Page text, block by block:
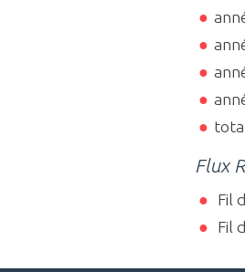
Flux
Fil
Fil